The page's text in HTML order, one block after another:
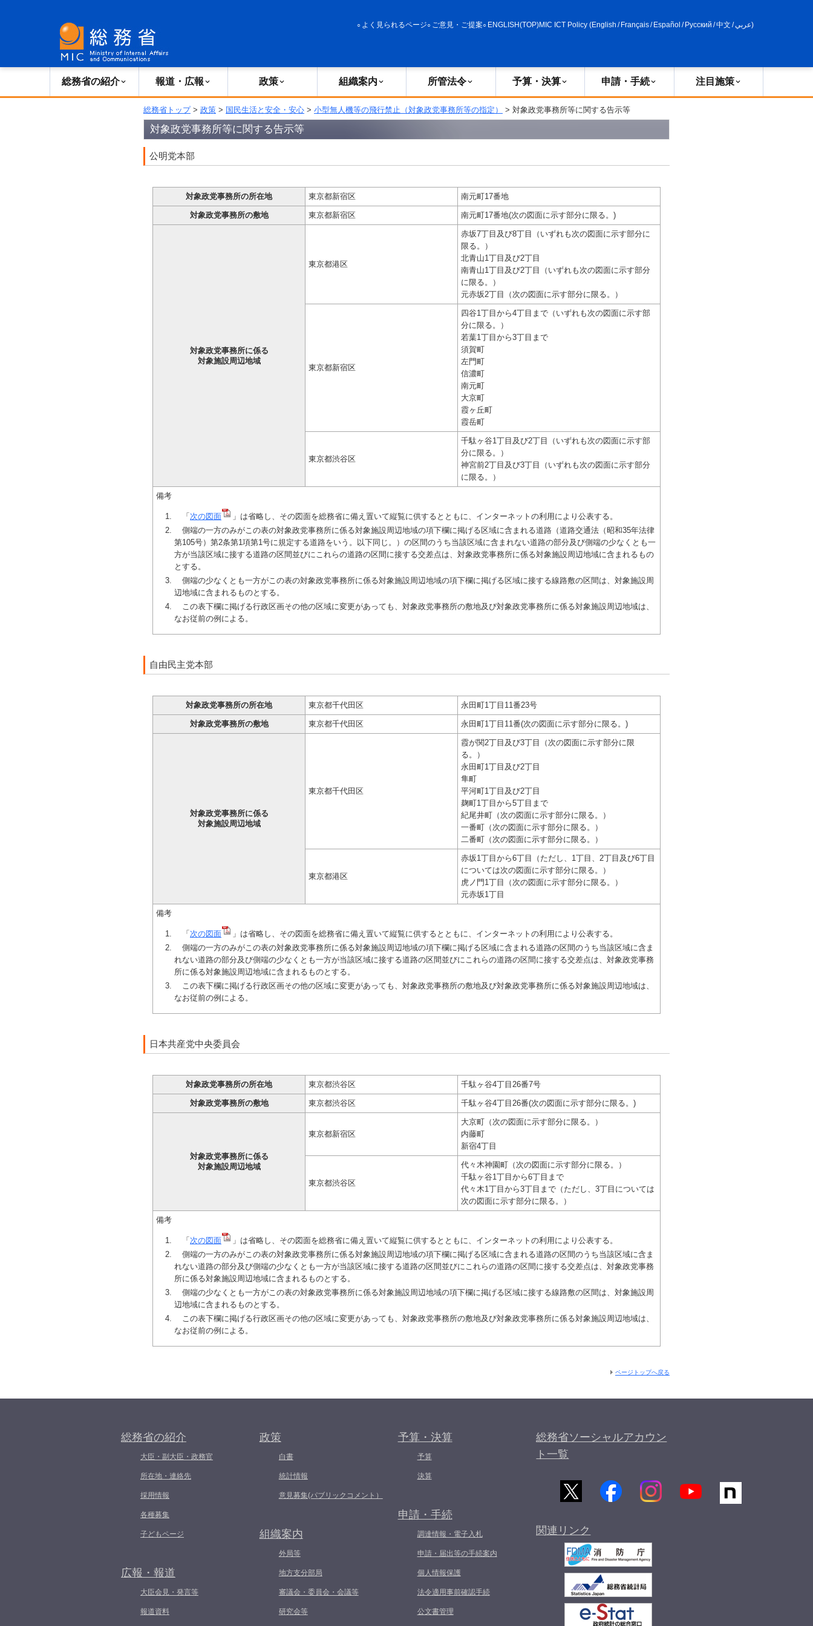
よく見られるページ ご意見・ご提案 ENGLISH(TOP)MIC ICT Policy (English / Français/ Español / Русский /中文 /عربي)
総務省の紹介 報道・広報 政策 組織案内 所管法令 予算・決算 申請・手続 注目施策
総務省トップ> 政策 > 国民生活と安全・安心 > 小型無人機等の飛行禁止（対象政党事務所等の指定） > 対象政党事務所等に関する告示等
対象政党事務所等に関する告示等
公明党本部
対象政党事務所の所在地 東京都新宿区 南元町17番地
対象政党事務所の敷地 東京都新宿区 南元町17番地(次の図面に示す部分に限る。)
対象政党事務所に係る
対象施設周辺地域
東京都港区
赤坂7丁目及び8丁目（いずれも次の図面に示す部分に
限る。）
北青山1丁目及び2丁目
南青山1丁目及び2丁目（いずれも次の図面に示す部分
に限る。）
元赤坂2丁目（次の図面に示す部分に限る。）
東京都新宿区
四谷1丁目から4丁目まで（いずれも次の図面に示す部
分に限る。）
若葉1丁目から3丁目まで
須賀町
左門町
信濃町
南元町
大京町
霞ヶ丘町
霞岳町
東京都渋谷区
千駄ヶ谷1丁目及び2丁目（いずれも次の図面に示す部
分に限る。）
神宮前2丁目及び3丁目（いずれも次の図面に示す部分
に限る。）
備考
「 次の図面
」は省略し、その図面を総務省に備え置いて縦覧に供するとともに、インターネットの利用により公表する。
側端の一方のみがこの表の対象政党事務所に係る対象施設周辺地域の項下欄に掲げる区域に含まれる道路（道路交通法（昭和35年法律
第105号）第2条第1項第1号に規定する道路をいう。以下同じ。）の区間のうち当該区域に含まれない道路の部分及び側端の少なくとも一
方が当該区域に接する道路の区間並びにこれらの道路の区間に接する交差点は、対象政党事務所に係る対象施設周辺地域に含まれるもの
とする。
側端の少なくとも一方がこの表の対象政党事務所に係る対象施設周辺地域の項下欄に掲げる区域に接する線路敷の区間は、対象施設周
辺地域に含まれるものとする。
この表下欄に掲げる行政区画その他の区域に変更があっても、対象政党事務所の敷地及び対象政党事務所に係る対象施設周辺地域は、
なお従前の例による。
自由民主党本部
対象政党事務所の所在地 東京都千代田区 永田町1丁目11番23号
対象政党事務所の敷地 東京都千代田区 永田町1丁目11番(次の図面に示す部分に限る。)
対象政党事務所に係る
対象施設周辺地域
東京都千代田区
霞が関2丁目及び3丁目（次の図面に示す部分に限
る。）
永田町1丁目及び2丁目
隼町
平河町1丁目及び2丁目
麹町1丁目から5丁目まで
紀尾井町（次の図面に示す部分に限る。）
一番町（次の図面に示す部分に限る。）
二番町（次の図面に示す部分に限る。）
東京都港区
赤坂1丁目から6丁目（ただし、1丁目、2丁目及び6丁目
については次の図面に示す部分に限る。）
虎ノ門1丁目（次の図面に示す部分に限る。）
元赤坂1丁目
備考
「 次の図面
」は省略し、その図面を総務省に備え置いて縦覧に供するとともに、インターネットの利用により公表する。
側端の一方のみがこの表の対象政党事務所に係る対象施設周辺地域の項下欄に掲げる区域に含まれる道路の区間のうち当該区域に含ま
れない道路の部分及び側端の少なくとも一方が当該区域に接する道路の区間並びにこれらの道路の区間に接する交差点は、対象政党事務
所に係る対象施設周辺地域に含まれるものとする。
この表下欄に掲げる行政区画その他の区域に変更があっても、対象政党事務所の敷地及び対象政党事務所に係る対象施設周辺地域は、
なお従前の例による。
日本共産党中央委員会
対象政党事務所の所在地 東京都渋谷区 千駄ヶ谷4丁目26番7号
対象政党事務所の敷地 東京都渋谷区 千駄ヶ谷4丁目26番(次の図面に示す部分に限る。)
対象政党事務所に係る
対象施設周辺地域
東京都新宿区
大京町（次の図面に示す部分に限る。）
内藤町
新宿4丁目
東京都渋谷区
代々木神園町（次の図面に示す部分に限る。）
千駄ヶ谷1丁目から6丁目まで
代々木1丁目から3丁目まで（ただし、3丁目については
次の図面に示す部分に限る。）
備考
「 次の図面
」は省略し、その図面を総務省に備え置いて縦覧に供するとともに、インターネットの利用により公表する。
側端の一方のみがこの表の対象政党事務所に係る対象施設周辺地域の項下欄に掲げる区域に含まれる道路の区間のうち当該区域に含ま
れない道路の部分及び側端の少なくとも一方が当該区域に接する道路の区間並びにこれらの道路の区間に接する交差点は、対象政党事務
所に係る対象施設周辺地域に含まれるものとする。
側端の少なくとも一方がこの表の対象政党事務所に係る対象施設周辺地域の項下欄に掲げる区域に接する線路敷の区間は、対象施設周
辺地域に含まれるものとする。
この表下欄に掲げる行政区画その他の区域に変更があっても、対象政党事務所の敷地及び対象政党事務所に係る対象施設周辺地域は、
なお従前の例による。
ページトップへ戻る
総務省の紹介
大臣・副大臣・政務官
所在地・連絡先
採用情報
各種募集
子どもページ
広報・報道
大臣会見・発言等
報道資料
政策
白書
統計情報
意見募集(パブリックコメント）
組織案内
外局等
地方支分部局
審議会・委員会・会議等
研究会等
予算・決算
予算
決算
申請・手続
調達情報・電子入札
申請・届出等の手続案内
個人情報保護
法令適用事前確認手続
公文書管理
総務省ソーシャルアカウン
ト一覧
関連リンク